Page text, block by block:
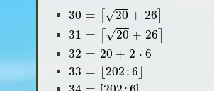
30 = √20 + 26
30 20 +26
31 = √20 + 26
31 20 +26
32 = 20 + 2 ⋅ 6
32 20+2 ⋅6
33 = ⌊ 202:6 ⌋
33 202:6
34 202:6